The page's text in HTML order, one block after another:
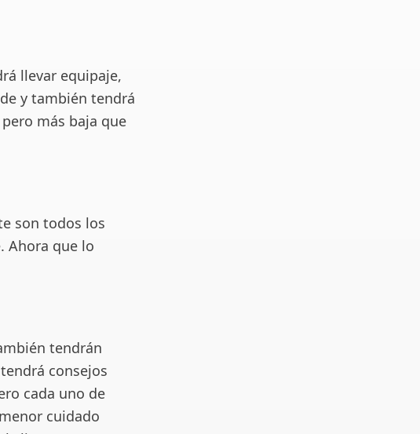
llevar equipaje,
y también tendrá
más baja que
son todos los
Ahora que lo
tendrán
consejos
cada uno de
cuidado